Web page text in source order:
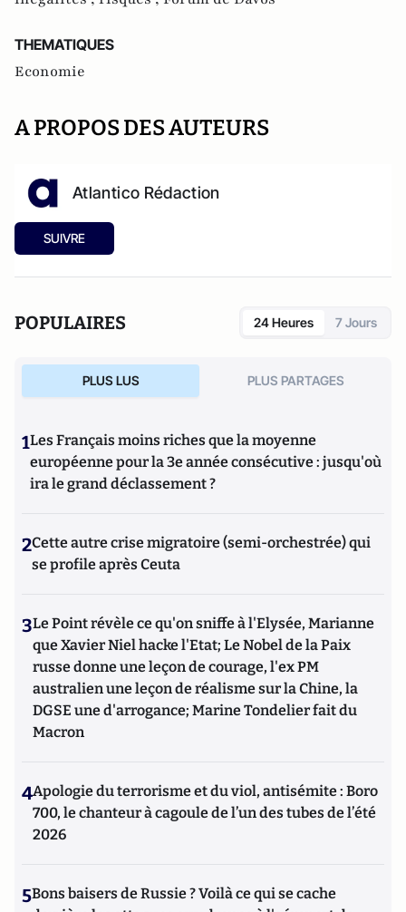
THEMATIQUES
Economie
A PROPOS DES AUTEURS
Atlantico Rédaction
SUIVRE
POPULAIRES 24 Heures 7 Jours
PLUS LUS PLUS PARTAGES
1Les Français moins riches que la moyenne
européenne pour la 3e année consécutive : jusqu'où
ira le grand déclassement ?
2Cette autre crise migratoire (semi-orchestrée) qui
se profile après Ceuta
3Le Point révèle ce qu'on sniffe à l'Elysée, Marianne
que Xavier Niel hacke l'Etat; Le Nobel de la Paix
russe donne une leçon de courage, l'ex PM
australien une leçon de réalisme sur la Chine, la
DGSE une d'arrogance; Marine Tondelier fait du
Macron
4Apologie du terrorisme et du viol, antisémite : Boro
700, le chanteur à cagoule de l’un des tubes de l’été
2026
5Bons baisers de Russie ? Voilà ce qui se cache